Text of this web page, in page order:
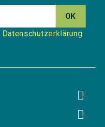
Datenschutzerklärung